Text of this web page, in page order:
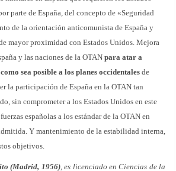
parte de España, del concepto de «Seguridad
de la orientación anticomunista de España y
mayor proximidad con Estados Unidos. Mejora
y las naciones de la OTAN para atar a
sea posible a los planes occidentales de
la participación de España en la OTAN tan
sin comprometer a los Estados Unidos en este
españolas a los estándar de la OTAN en
Y mantenimiento de la estabilidad interna,
objetivos.
(Madrid, 1956), es licenciado en Ciencias de la